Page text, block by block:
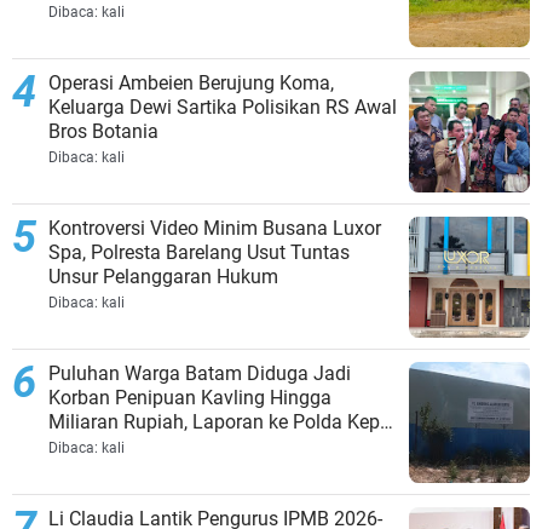
Dibaca: kali
Operasi Ambeien Berujung Koma,
Keluarga Dewi Sartika Polisikan RS Awal
Bros Botania
Dibaca: kali
Kontroversi Video Minim Busana Luxor
Spa, Polresta Barelang Usut Tuntas
Unsur Pelanggaran Hukum
Dibaca: kali
Puluhan Warga Batam Diduga Jadi
Korban Penipuan Kavling Hingga
Miliaran Rupiah, Laporan ke Polda Kepri
Jalan di Tempat?
Dibaca: kali
Li Claudia Lantik Pengurus IPMB 2026-